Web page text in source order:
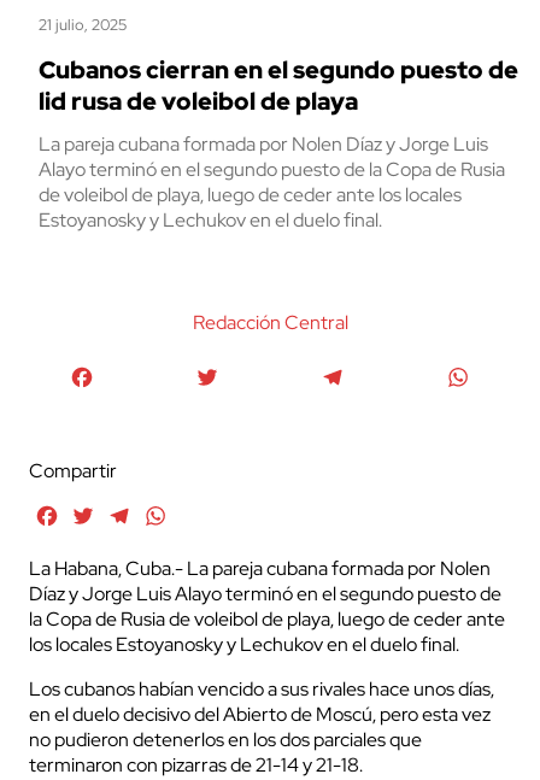
21 julio, 2025
Cubanos cierran en el segundo puesto de
lid rusa de voleibol de playa
La pareja cubana formada por Nolen Díaz y Jorge Luis
Alayo terminó en el segundo puesto de la Copa de Rusia
de voleibol de playa, luego de ceder ante los locales
Estoyanosky y Lechukov en el duelo final.
Redacción Central
Compartir
FacebookTwitterTelegram
La Habana, Cuba.- La pareja cubana formada por Nolen
Díaz y Jorge Luis Alayo terminó en el segundo puesto de
la Copa de Rusia de voleibol de playa, luego de ceder ante
los locales Estoyanosky y Lechukov en el duelo final.
Los cubanos habían vencido a sus rivales hace unos días,
en el duelo decisivo del Abierto de Moscú, pero esta vez
no pudieron detenerlos en los dos parciales que
terminaron con pizarras de 21-14 y 21-18.